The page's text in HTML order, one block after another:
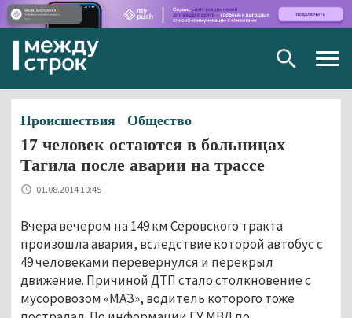
Происшествия Общество
17 человек остаются в больницах
Тагила после аварии на трассе
01.08.2014 10:45
Вчера вечером на 149 км Серовского тракта
произошла авария, вследствие которой автобус с
49 человеками перевернулся и перекрыл
движение. Причиной ДТП стало столкновение с
мусоровозом «МАЗ», водитель которого тоже